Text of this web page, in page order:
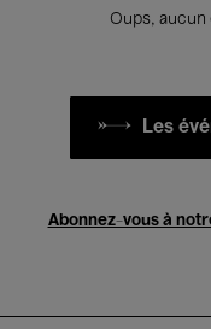
Oups,
Les
Abonnez-vous à